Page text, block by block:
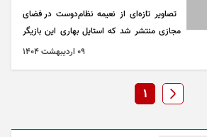
تصاویر تازه‌ای از نعیمه نظام‌دوست در فضای
مجازی منتشر شد که استایل بهاری این بازیگر
۰۹ ارديبهشت ۱۴۰۴
1